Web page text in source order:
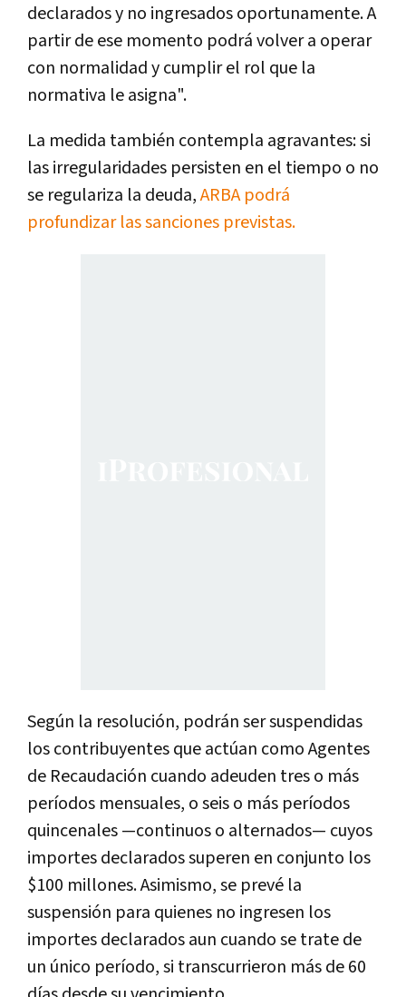
declarados y no ingresados oportunamente. A
partir de ese momento podrá volver a operar
con normalidad y cumplir el rol que la
normativa le asigna".
La medida también contempla agravantes: si
las irregularidades persisten en el tiempo o no
se regulariza la deuda,ARBA podrá
profundizar las sanciones previstas.
Según la resolución, podrán ser suspendidas
los contribuyentes que actúan como Agentes
de Recaudación cuando adeuden tres o más
períodos mensuales, o seis o más períodos
quincenales —continuos o alternados— cuyos
importes declarados superen en conjunto los
$100 millones. Asimismo, se prevé la
suspensión para quienes no ingresen los
importes declarados aun cuando se trate de
un único período, si transcurrieron más de 60